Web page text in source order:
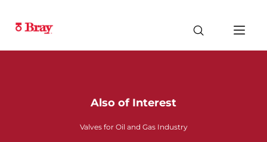
Also of Interest
Valves for Oil and Gas Industry